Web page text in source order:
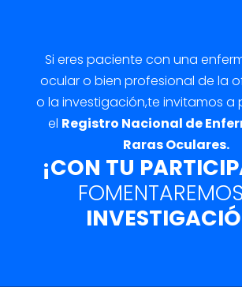
Si eres paciente con una
ocular o bien profesional de la
o la investigación,te invitamos a
el Registro Nacional de
Raras Oculares.
¡CON TU
FOMENTAREMOS